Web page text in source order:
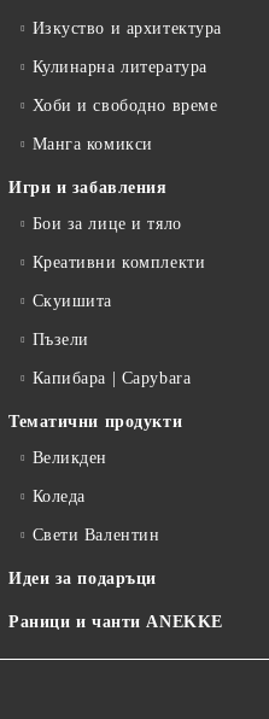
Изкуство и архитектура
Кулинарна литература
Хоби и свободно време
Манга комикси
Игри и забавления
Бои за лице и тяло
Креативни комплекти
Скуишита
Пъзели
Капибара | Capybara
Тематични продукти
Великден
Коледа
Свети Валентин
Идеи за подаръци
Раници и чанти ANEKKE